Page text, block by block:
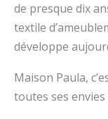
de presque dix
textile
développe
Maison Paula,
toutes ses envies